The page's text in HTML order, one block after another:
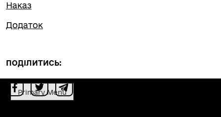
Наказ
Додаток
ПОДІЛИТИСЬ:
Primary Menu